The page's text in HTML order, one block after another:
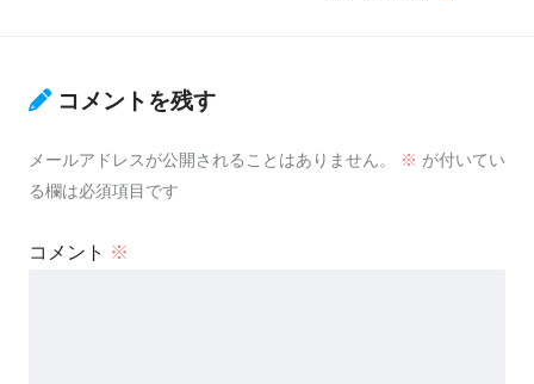
コメントを残す
メールアドレスが公開されることはありません。 ※ が付いてい
る欄は必須項目です
コメント ※